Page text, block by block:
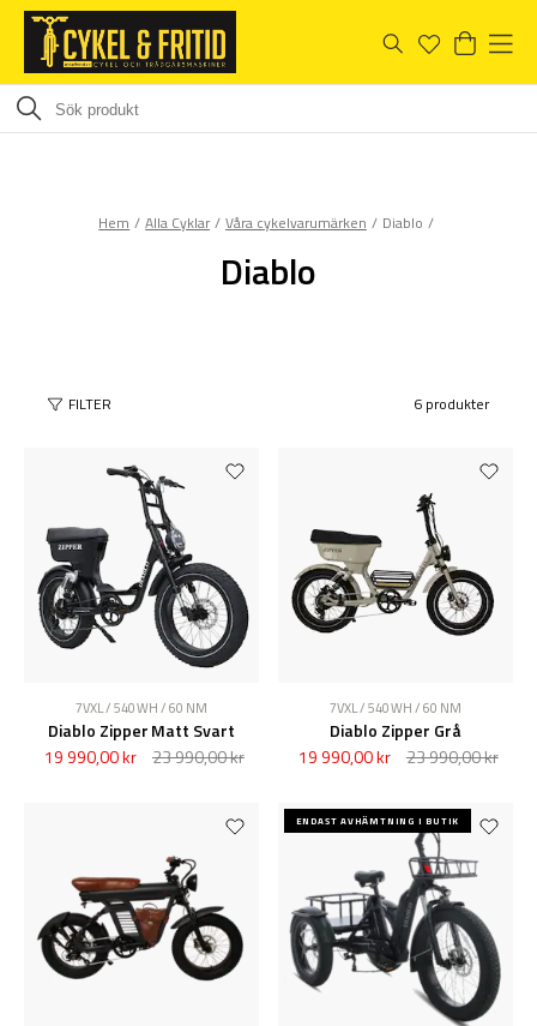
Hem Alla Cyklar Våra cykelvarumärken Diablo
Diablo
FILTER 6 produkter
7VXL / 540 WH / 60 NM
Diablo Zipper Matt Svart
19 990,00 kr
23 990,00 kr
7VXL / 540 WH / 60 NM
Diablo Zipper Grå
19 990,00 kr
23 990,00 kr
ENDAST AVHÄMTNING I BUTIK